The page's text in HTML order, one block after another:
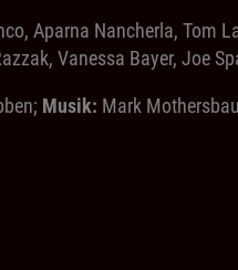
Aparna Nancherla, Tom
Vanessa Bayer, Joe
Musik: Mark